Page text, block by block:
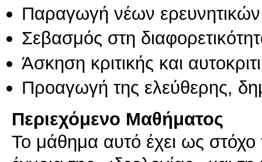
Παραγωγή νέων
Σεβασμός στη
Άσκηση κριτικής και
Προαγωγή της ελεύθερης,
Περιεχόμενο Μαθήματος
Το μάθημα αυτό έχει ως στόχο